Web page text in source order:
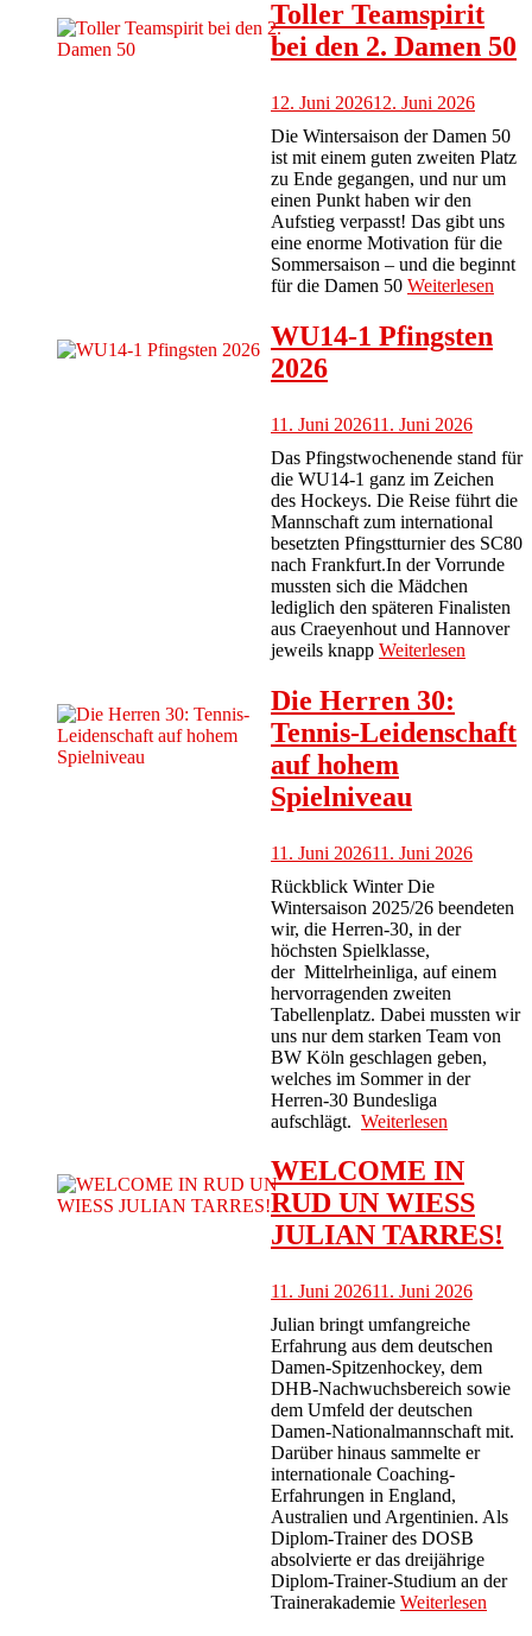
Toller Teamspirit
bei den 2. Damen 50
12. Juni 202612. Juni 2026
Die Wintersaison der Damen 50
ist mit einem guten zweiten Platz
zu Ende gegangen, und nur um
einen Punkt haben wir den
Aufstieg verpasst! Das gibt uns
eine enorme Motivation für die
Sommersaison – und die beginnt
für die Damen 50 Weiterlesen
WU14-1 Pfingsten
2026
11. Juni 202611. Juni 2026
Das Pfingstwochenende stand für
die WU14-1 ganz im Zeichen
des Hockeys. Die Reise führt die
Mannschaft zum international
besetzten Pfingstturnier des SC80
nach Frankfurt.In der Vorrunde
mussten sich die Mädchen
lediglich den späteren Finalisten
aus Craeyenhout und Hannover
jeweils knapp Weiterlesen
Die Herren 30:
Tennis-Leidenschaft
auf hohem
Spielniveau
11. Juni 202611. Juni 2026
Rückblick Winter Die
Wintersaison 2025/26 beendeten
wir, die Herren-30, in der
höchsten Spielklasse,
der Mittelrheinliga, auf einem
hervorragenden zweiten
Tabellenplatz. Dabei mussten wir
uns nur dem starken Team von
BW Köln geschlagen geben,
welches im Sommer in der
Herren-30 Bundesliga
aufschlägt. Weiterlesen
WELCOME IN
RUD UN WIESS
JULIAN TARRES!
11. Juni 202611. Juni 2026
Julian bringt umfangreiche
Erfahrung aus dem deutschen
Damen-Spitzenhockey, dem
DHB-Nachwuchsbereich sowie
dem Umfeld der deutschen
Damen-Nationalmannschaft mit.
Darüber hinaus sammelte er
internationale Coaching-
Erfahrungen in England,
Australien und Argentinien. Als
Diplom-Trainer des DOSB
absolvierte er das dreijährige
Diplom-Trainer-Studium an der
Trainerakademie Weiterlesen